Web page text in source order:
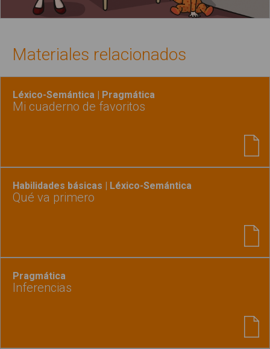
Materiales relacionados
Léxico-Semántica | Pragmática
Mi cuaderno de favoritos
Habilidades básicas | Léxico-Semántica
Qué va primero
Pragmática
Inferencias